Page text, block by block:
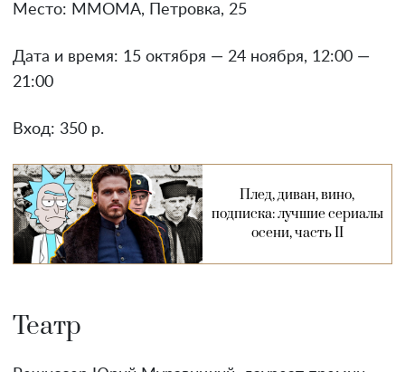
Место: ММОМА, Петровка, 25
Дата и время: 15 октября — 24 ноября, 12:00 —
21:00
Вход: 350 р.
Плед, диван, вино,
подписка: лучшие сериалы
осени, часть II
Театр